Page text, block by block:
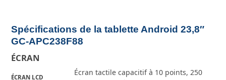
Spécifications de la tablette Android 23,8″
GC-APC238F88
ÉCRAN
ÉCRAN LCD
Écran tactile capacitif à 10 points, 250